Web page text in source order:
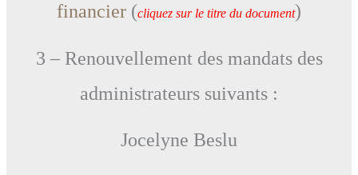
financier (cliquez sur le titre du document)
3 – Renouvellement des mandats des
administrateurs suivants :
Jocelyne Beslu